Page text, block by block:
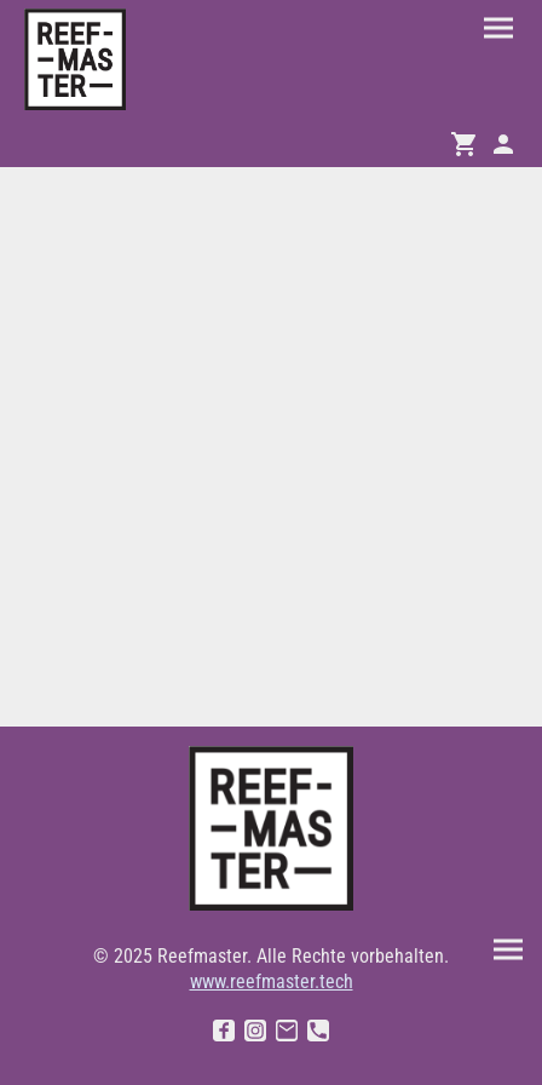
© 2025 Reefmaster. Alle Rechte vorbehalten.
www.reefmaster.tech